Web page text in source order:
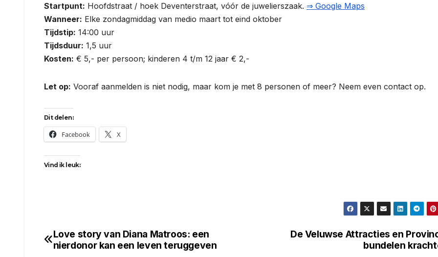
Startpunt: Hoofdstraat / hoek Deventerstraat, vóór de juwelierszaak. ⇒ Google Maps
Wanneer: Elke zondagmiddag van medio maart tot eind oktober
Tijdstip: 14:00 uur
Tijdsduur: 1,5 uur
Kosten: € 5,- per persoon; kinderen 4 t/m 12 jaar € 2,-
Let op: Vooraf aanmelden is niet nodig, maar kom je met 8 personen of meer? Neem even contact op.
Dit delen:
Facebook X
Vind ik leuk:
Bericht
De Veluwse Attracties en
bundelen
Love story van Diana Matroos: een
nierdonor kan een leven teruggeven